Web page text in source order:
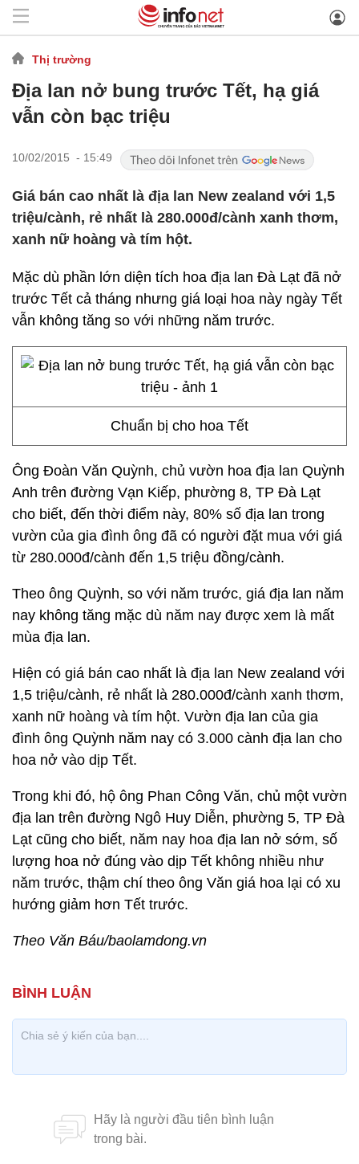
Thị trường
Địa lan nở bung trước Tết, hạ giá
vẫn còn bạc triệu
10/02/2015 - 15:49
Giá bán cao nhất là địa lan New zealand với 1,5
triệu/cành, rẻ nhất là 280.000đ/cành xanh thơm,
xanh nữ hoàng và tím hột.
Mặc dù phần lớn diện tích hoa địa lan Đà Lạt đã nở
trước Tết cả tháng nhưng giá loại hoa này ngày Tết
vẫn không tăng so với những năm trước.
Chuẩn bị cho hoa Tết
Ông Đoàn Văn Quỳnh, chủ vườn hoa địa lan Quỳnh
Anh trên đường Vạn Kiếp, phường 8, TP Đà Lạt
cho biết, đến thời điểm này, 80% số địa lan trong
vườn của gia đình ông đã có người đặt mua với giá
từ 280.000đ/cành đến 1,5 triệu đồng/cành.
Theo ông Quỳnh, so với năm trước, giá địa lan năm
nay không tăng mặc dù năm nay được xem là mất
mùa địa lan.
Hiện có giá bán cao nhất là địa lan New zealand với
1,5 triệu/cành, rẻ nhất là 280.000đ/cành xanh thơm,
xanh nữ hoàng và tím hột. Vườn địa lan của gia
đình ông Quỳnh năm nay có 3.000 cành địa lan cho
hoa nở vào dịp Tết.
Trong khi đó, hộ ông Phan Công Văn, chủ một vườn
địa lan trên đường Ngô Huy Diễn, phường 5, TP Đà
Lạt cũng cho biết, năm nay hoa địa lan nở sớm, số
lượng hoa nở đúng vào dịp Tết không nhiều như
năm trước, thậm chí theo ông Văn giá hoa lại có xu
hướng giảm hơn Tết trước.
Theo Văn Báu/baolamdong.vn